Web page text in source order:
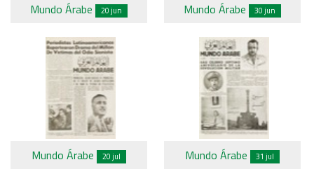
Mundo Árabe 20 jun Mundo Árabe 30 jun
Mundo Árabe 20 jul Mundo Árabe 31 jul